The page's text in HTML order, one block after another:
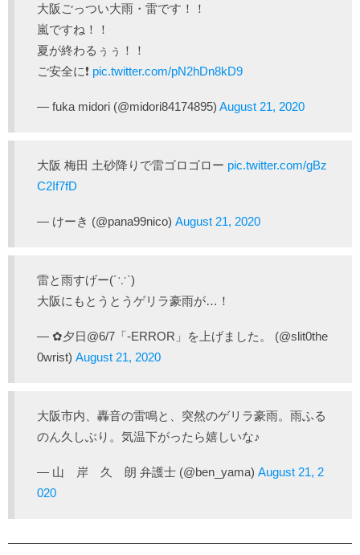
大阪ごっつい大雨・雷です！！
嵐ですね！！
夏が終わるぅぅ！！
ご安全に❗️ pic.twitter.com/pN2hDn8kD9
— fuka midori (@midori84174895) August 21, 2020
大阪 梅田 土砂降りで雷ゴロゴロー pic.twitter.com/gBz
C2If7fD
— けーき (@pana99nico) August 21, 2020
雷と雨すげー(´∵`)
大阪にもとうとうゲリラ豪雨が…！
— ✿夕日@6/7「-ERROR」を上げました。 (@slit0the
0wrist) August 21, 2020
大阪市内、轟音の雷鳴と、突然のゲリラ豪雨。雨ふる
のん久しぶり。気温下がったら嬉しいな♪
— 山 岸 久 朗 弁護士 (@ben_yama) August 21, 2
020